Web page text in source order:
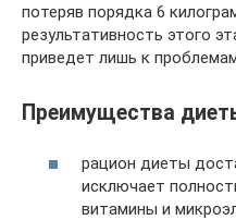
потеряв порядка 6
результативность этого
приведет лишь к
Преимущества
рацион диеты
исключает
витамины и